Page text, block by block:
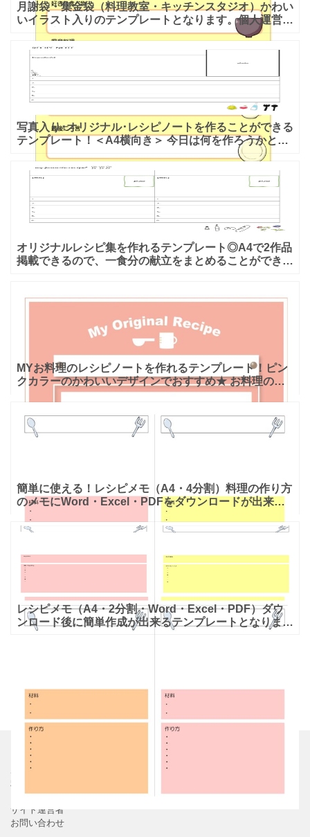
月謝袋・集金袋（料理教室・キッチンスタジオ）かわい
いイラスト入りのテンプレートとなります。個人運営の
料理教室などで月謝の集金を行う場合などに利用が出来
る、かわい
写真入り･オリジナル･レシピノートを作ることができる
テンプレート！＜A4横向き＞ 今日は何を作ろうかと迷
ったときに見返せる、レシピノートのテンプレートで
す。いろ
オリジナルレシピ集を作れるテンプレート◎A4で2作品
掲載できるので、一食分の献立をまとめることができ
MYお料理のレシピノートを作れるテンプレート！ピン
クカラーのかわいいデザインでおすすめ★ お料理のレ
シピノートとしてお使いいただけるフォーマットです。
簡単に使える！レシピメモ（A4・4分割）料理の作り方
のメモにWord・Excel・PDFをダウンロードが出来る
テンプレートとなります。 料理のアイディアや手順な
レシピメモ（A4・2分割・Word・Excel・PDF）ダウ
ンロード後に簡単作成が出来るテンプレートとなりま
ホーム
利用規約
プライバシーポリシー
サイト運営者
お問い合わせ